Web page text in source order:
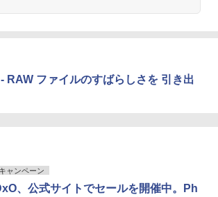
RAW ファイルのすばらしさを 引き出
キャンペーン
、公式サイトでセールを開催中。Ph